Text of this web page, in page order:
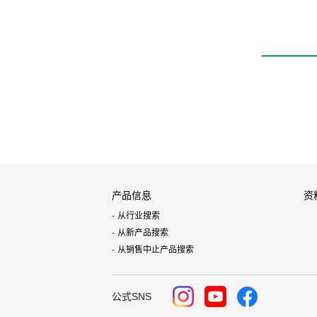
产品信息
从行业搜索
从新产品搜索
从销售中止产品搜索
资
公式SNS